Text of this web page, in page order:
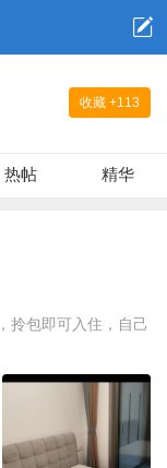
收藏 +113
热帖 精华
拎包即可入住，自己